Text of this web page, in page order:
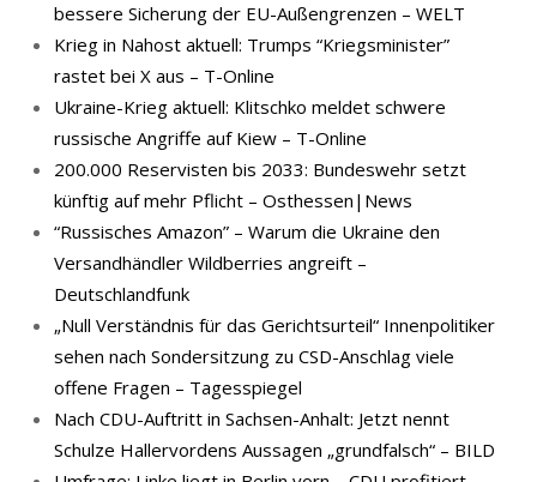
bessere Sicherung der EU-Außengrenzen – WELT
Krieg in Nahost aktuell: Trumps “Kriegsminister”
rastet bei X aus – T-Online
Ukraine-Krieg aktuell: Klitschko meldet schwere
russische Angriffe auf Kiew – T-Online
200.000 Reservisten bis 2033: Bundeswehr setzt
künftig auf mehr Pflicht – Osthessen|News
“Russisches Amazon” – Warum die Ukraine den
Versandhändler Wildberries angreift –
Deutschlandfunk
„Null Verständnis für das Gerichtsurteil“ Innenpolitiker
sehen nach Sondersitzung zu CSD-Anschlag viele
offene Fragen – Tagesspiegel
Nach CDU-Auftritt in Sachsen-Anhalt: Jetzt nennt
Schulze Hallervordens Aussagen „grundfalsch“ – BILD